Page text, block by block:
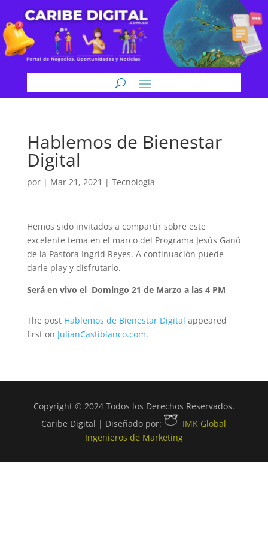
Hablemos de Bienestar
Digital
por | Mar 21, 2021 | Tecnología
Hemos sido invitados a compartir sobre este
excelente tema en el marco del Programa Jesús Ganó
de la Pastora Ingrid Reyes. A continuación puede
darle play y disfrutarlo.
Será en vivo el Domingo 21 de Marzo a las 4 PM
The post Hablemos de Bienestar Digital appeared
first on JulianCastiblanco.com.
Copyright © 2024 Todos los Derechos Reservados.
Caribe Digital | Diseñado por:
IMK Global
Ingenieros de Marketing